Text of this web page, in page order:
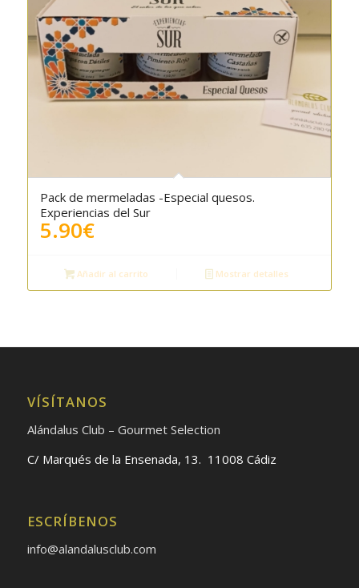
Pack de mermeladas -Especial quesos.
Experiencias del Sur
5.90€
Añadir al carrito Mostrar detalles
VÍSÍTANOS
Alándalus Club – Gourmet Selection
C/ Marqués de la Ensenada, 13. 11008 Cádiz
ESCRÍBENOS
info@alandalusclub.com